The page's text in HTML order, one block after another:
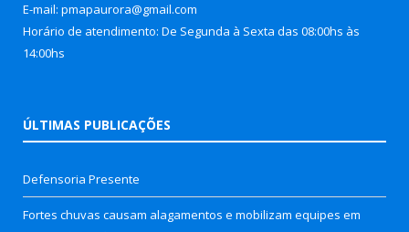
E-mail: pmapaurora@gmail.com
Horário de atendimento: De Segunda à Sexta das 08:00hs às
14:00hs
ÚLTIMAS PUBLICAÇÕES
Defensoria Presente
Fortes chuvas causam alagamentos e mobilizam equipes em